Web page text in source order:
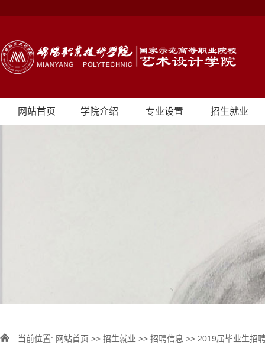
网站首页 学院介绍 专业设置 招生就业
当前位置: 网站首页 >> 招生就业 >> 招聘信息 >> 2019届毕业生招